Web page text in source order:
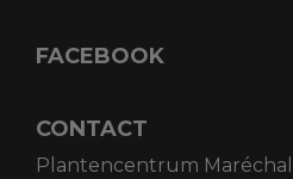
FACEBOOK
CONTACT
Plantencentrum Maréchal